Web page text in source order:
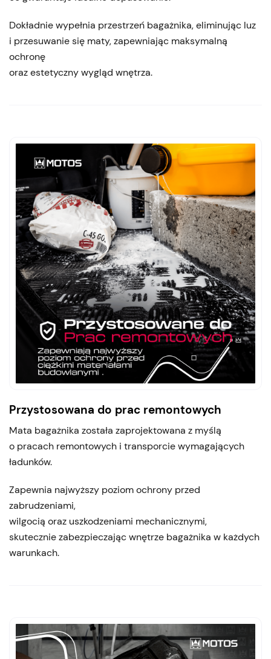
Dokładnie wypełnia przestrzeń bagażnika, eliminując luz
i przesuwanie się maty, zapewniając maksymalną
ochronę
oraz estetyczny wygląd wnętrza.
Przystosowana do prac remontowych
Mata bagażnika została zaprojektowana z myślą
o pracach remontowych i transporcie wymagających
ładunków.
Zapewnia najwyższy poziom ochrony przed
zabrudzeniami,
wilgocią oraz uszkodzeniami mechanicznymi,
skutecznie zabezpieczając wnętrze bagażnika w każdych
warunkach.